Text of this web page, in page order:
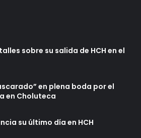
sobre su salida de HCH en el
en plena boda por el
en Choluteca
su último día en HCH